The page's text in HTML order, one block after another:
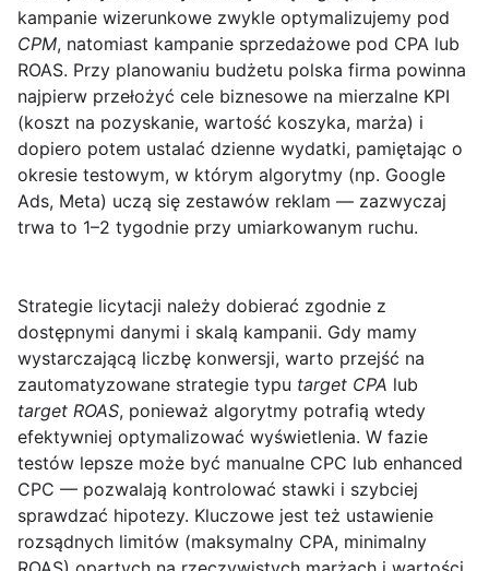
kampanie wizerunkowe zwykle optymalizujemy pod
CPM, natomiast kampanie sprzedażowe pod CPA lub
ROAS. Przy planowaniu budżetu polska firma powinna
najpierw przełożyć cele biznesowe na mierzalne KPI
(koszt na pozyskanie, wartość koszyka, marża) i
dopiero potem ustalać dzienne wydatki, pamiętając o
okresie testowym, w którym algorytmy (np. Google
Ads, Meta) uczą się zestawów reklam — zazwyczaj
trwa to 1–2 tygodnie przy umiarkowanym ruchu.
Strategie licytacji należy dobierać zgodnie z
dostępnymi danymi i skalą kampanii. Gdy mamy
wystarczającą liczbę konwersji, warto przejść na
zautomatyzowane strategie typu target CPA lub
target ROAS, ponieważ algorytmy potrafią wtedy
efektywniej optymalizować wyświetlenia. W fazie
testów lepsze może być manualne CPC lub enhanced
CPC — pozwalają kontrolować stawki i szybciej
sprawdzać hipotezy. Kluczowe jest też ustawienie
rozsądnych limitów (maksymalny CPA, minimalny